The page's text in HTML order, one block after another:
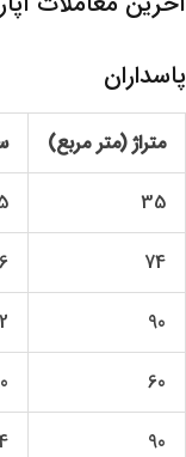
پاسداران
متراژ (متر مربع)
35
74
90
60
90